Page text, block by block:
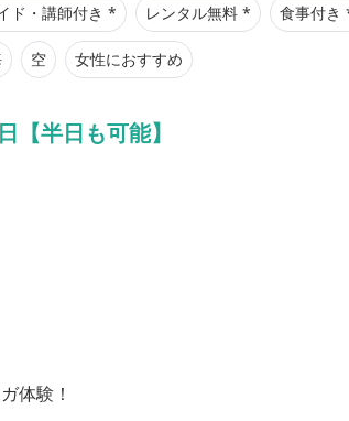
ド・講師付き * レンタル無料 * 食事付き
空 女性におすすめ
【半日も可能】
体験！